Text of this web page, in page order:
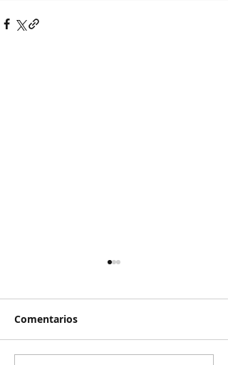
Comentarios